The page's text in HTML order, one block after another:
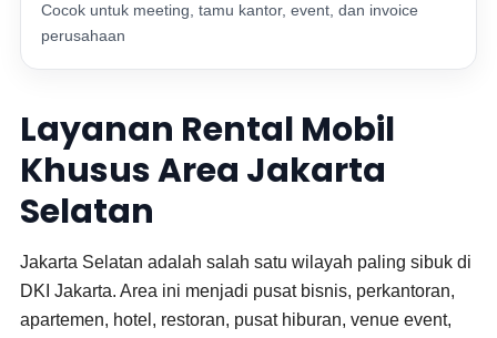
Cocok untuk meeting, tamu kantor, event, dan invoice
perusahaan
Layanan Rental Mobil
Khusus Area Jakarta
Selatan
Jakarta Selatan adalah salah satu wilayah paling sibuk di
DKI Jakarta. Area ini menjadi pusat bisnis, perkantoran,
apartemen, hotel, restoran, pusat hiburan, venue event,